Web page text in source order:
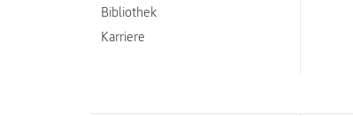
Bibliothek
Karriere